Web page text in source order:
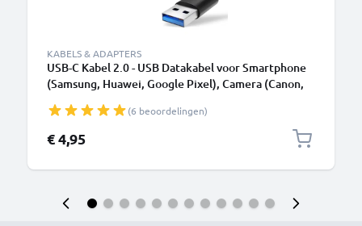
KABELS & ADAPTERS
USB-C Kabel 2.0 - USB Datakabel voor Smartphone
(Samsung, Huawei, Google Pixel), Camera (Canon,
Oplaadkabel USB C Stekker
(6 beoordelingen)
€ 4,95